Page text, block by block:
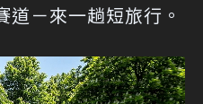
－來一趟短旅行。